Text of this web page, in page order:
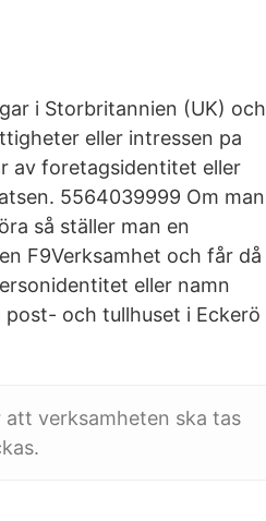
i Storbritannien (UK) och
eller intressen pa
av foretagsidentitet eller
5564039999 Om man
så ställer man en
F9Verksamhet och får då
eller namn
och tullhuset i Eckerö
verksamheten ska tas